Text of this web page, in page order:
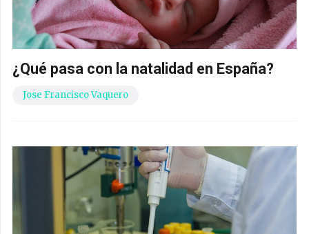
¿Qué pasa con la natalidad en España?
Jose Francisco Vaquero